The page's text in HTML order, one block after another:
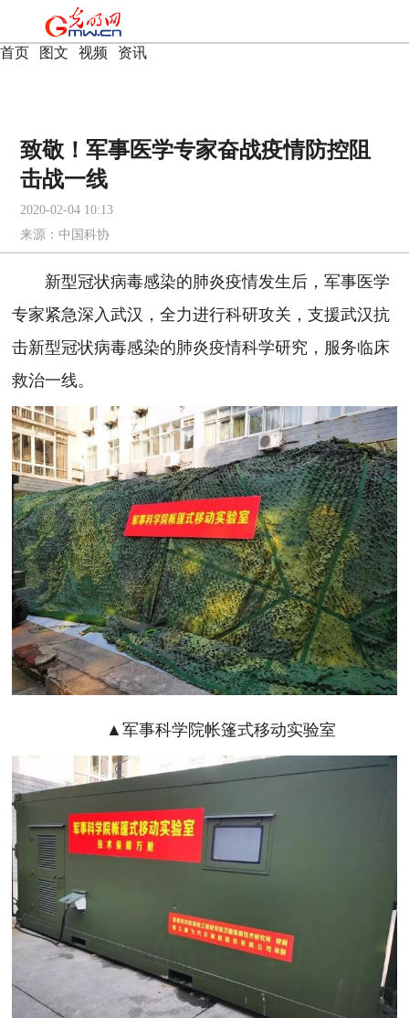
首页 图文 视频 资讯
致敬！军事医学专家奋战疫情防控阻
击战一线
2020-02-04 10:13
来源： 中国科协
新型冠状病毒感染的肺炎疫情发生后，军事医学
专家紧急深入武汉，全力进行科研攻关，支援武汉抗
击新型冠状病毒感染的肺炎疫情科学研究，服务临床
救治一线。
▲军事科学院帐篷式移动实验室